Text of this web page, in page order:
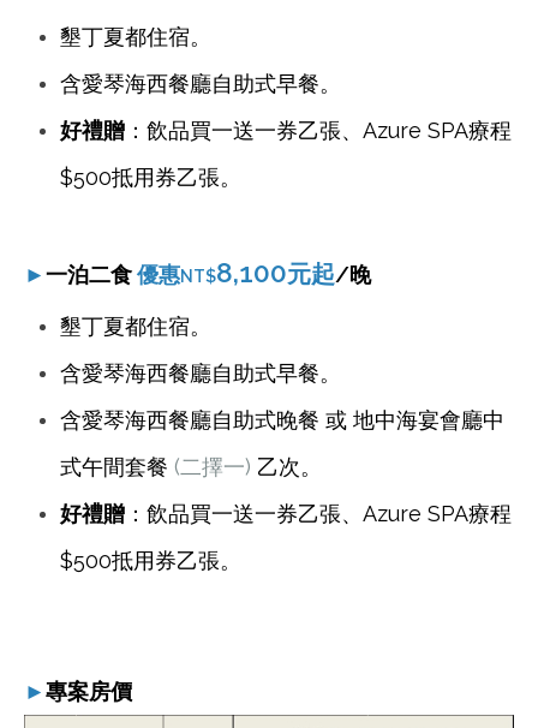
墾丁夏都住宿。
含愛琴海西餐廳自助式早餐。
好禮贈 ：飲品買一送一券乙張、Azure SPA療程
$500抵用券乙張。
►一泊二食優惠NT$8,100元起/晚
墾丁夏都住宿。
含愛琴海西餐廳自助式早餐。
含愛琴海西餐廳自助式晚餐 或 地中海宴會廳中
式午間套餐 (二擇一) 乙次。
好禮贈 ：飲品買一送一券乙張、Azure SPA療程
$500抵用券乙張。
►專案房價